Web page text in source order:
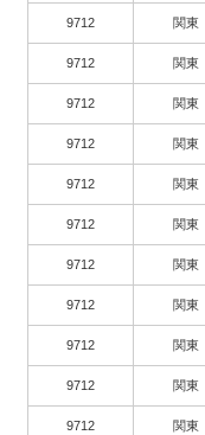
9712 関東
9712 関東
9712 関東
9712 関東
9712 関東
9712 関東
9712 関東
9712 関東
9712 関東
9712 関東
9712 関東